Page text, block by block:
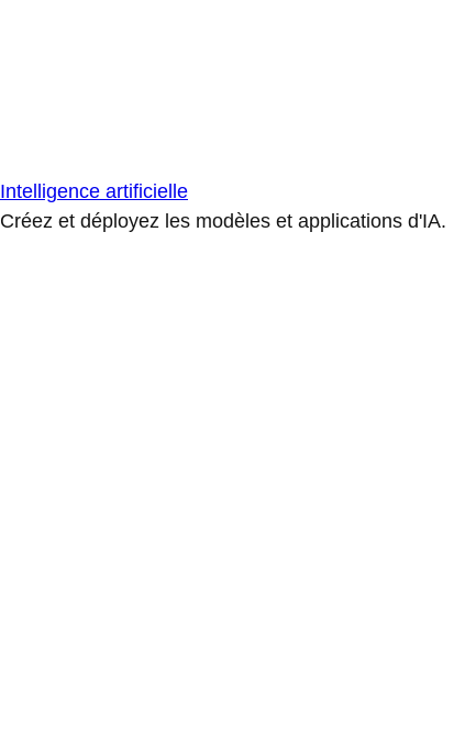
Intelligence artificielle
Créez et déployez les modèles et applications d'IA.